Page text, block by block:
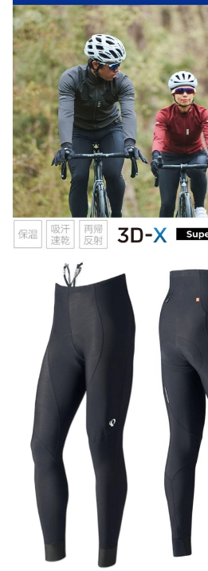
付款後7-11取貨
每筆NT$95，滿NT$799(含以上)免運費
宅配
每筆NT$85，滿NT$799(含以上)免運費
付款後門市自取
每筆NT$85，滿NT$799(含以上)免運費